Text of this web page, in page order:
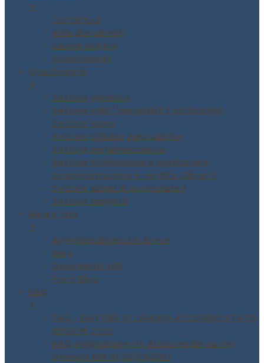
▼
Contattaci
Invio documenti
Lavora con noi
Questionario
Questionario
▼
Settore generico
Settore edili / impiantisti / costruzioni
Settore legno
Settore officine meccaniche
Settore metalmeccanico
Settore Ristorazione e produzione,
somministrazione e vendita Alimenti
Settore saloni di acconciatori
Settore trasporti
Blog e Info
▼
Approfondimenti in breve
Blog
Documenti utili
Fonti Blog
FAQ
▼
FAQ – DATORE DI LAVORO ACCORDO STATO
REGIONI 2025
FAQ Aggiornamento Antincendio nuovo
Decreto DM 01-02/09/2021